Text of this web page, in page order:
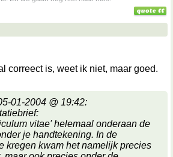
correect is, weet ik niet, maar goed.
01-2004 @ 19:42:
vitae' helemaal onderaan de
je handtekening. In de
kregen kwam het namelijk precies